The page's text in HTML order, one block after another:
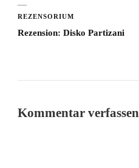
REZENSORIUM
Rezension: Disko Partizani
Kommentar verfassen